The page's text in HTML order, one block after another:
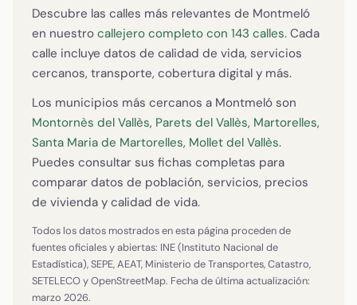
Descubre las calles más relevantes de Montmeló
en nuestro callejero completo con 143 calles. Cada
calle incluye datos de calidad de vida, servicios
cercanos, transporte, cobertura digital y más.
Los municipios más cercanos a Montmeló son
Montornès del Vallès, Parets del Vallès, Martorelles,
Santa Maria de Martorelles, Mollet del Vallès.
Puedes consultar sus fichas completas para
comparar datos de población, servicios, precios
de vivienda y calidad de vida.
Todos los datos mostrados en esta página proceden de
fuentes oficiales y abiertas: INE (Instituto Nacional de
Estadística), SEPE, AEAT, Ministerio de Transportes, Catastro,
SETELECO y OpenStreetMap. Fecha de última actualización:
marzo 2026.